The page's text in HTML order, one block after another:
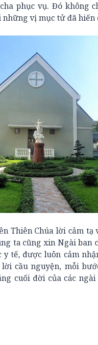
phục vụ. Đó không
vị mục tử đã hiến
Thiên Chúa lời cảm
ta cũng xin Ngài ban
y tế, được luôn cảm
cầu nguyện, mỗi
cuối đời của các